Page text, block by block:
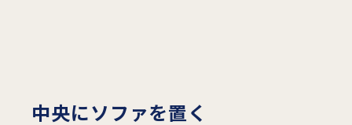
中央にソファを置く